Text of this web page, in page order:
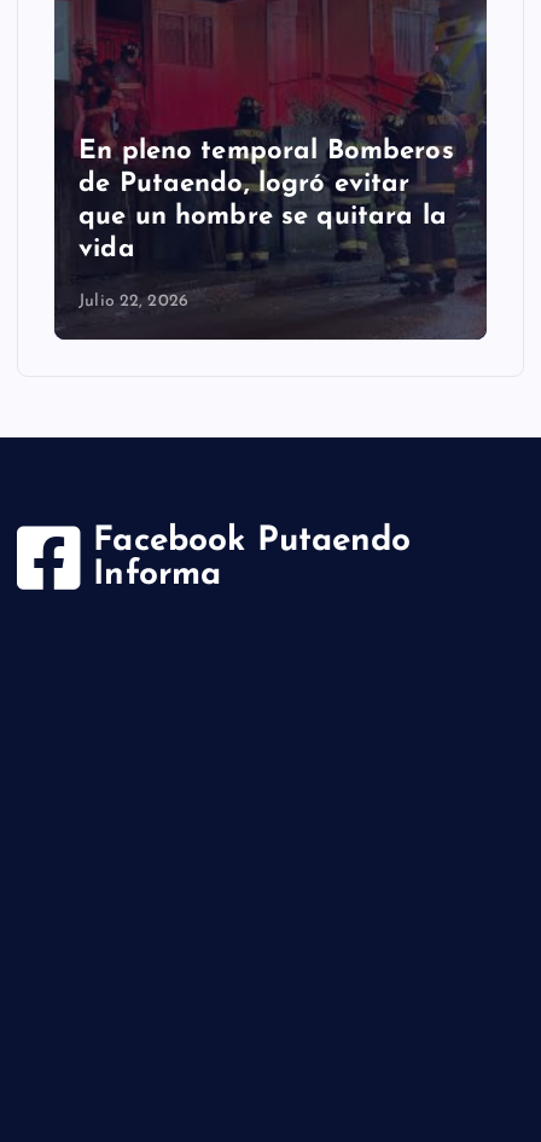
En pleno temporal Bomberos
de Putaendo, logró evitar
que un hombre se quitara la
vida
Julio 22, 2026
Facebook Putaendo
Informa